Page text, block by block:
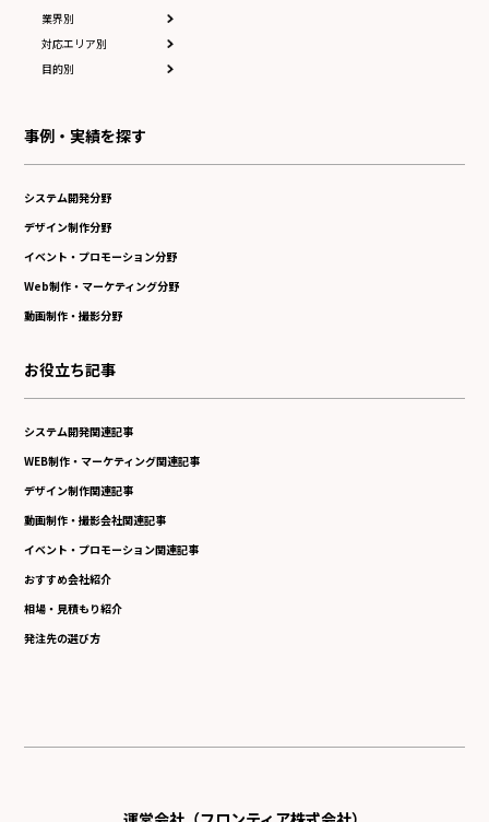
業界別
対応エリア別
目的別
事例・実績を探す
システム開発分野
デザイン制作分野
イベント・プロモーション分野
Web制作・マーケティング分野
動画制作・撮影分野
お役立ち記事
システム開発関連記事
WEB制作・マーケティング関連記事
デザイン制作関連記事
動画制作・撮影会社関連記事
イベント・プロモーション関連記事
おすすめ会社紹介
相場・見積もり紹介
発注先の選び方